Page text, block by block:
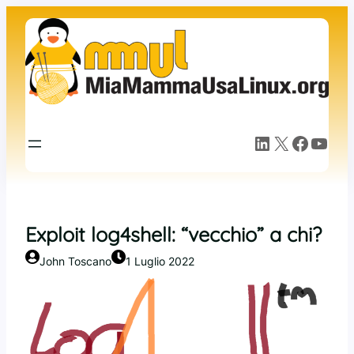
contenuto
LinkedIn X Facebook YouTube
Exploit log4shell: “vecchio” a chi?
John Toscano 1 Luglio 2022